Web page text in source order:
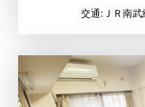
交通:ＪＲ南